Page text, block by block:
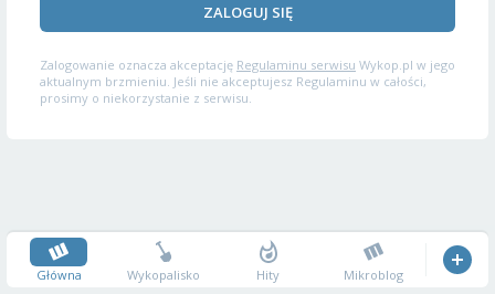
ZALOGUJ SIĘ
Zalogowanie oznacza akceptację Regulaminu serwisu Wykop.pl w jego
aktualnym brzmieniu. Jeśli nie akceptujesz Regulaminu w całości,
prosimy o niekorzystanie z serwisu.
Główna Wykopalisko Hity Mikroblog